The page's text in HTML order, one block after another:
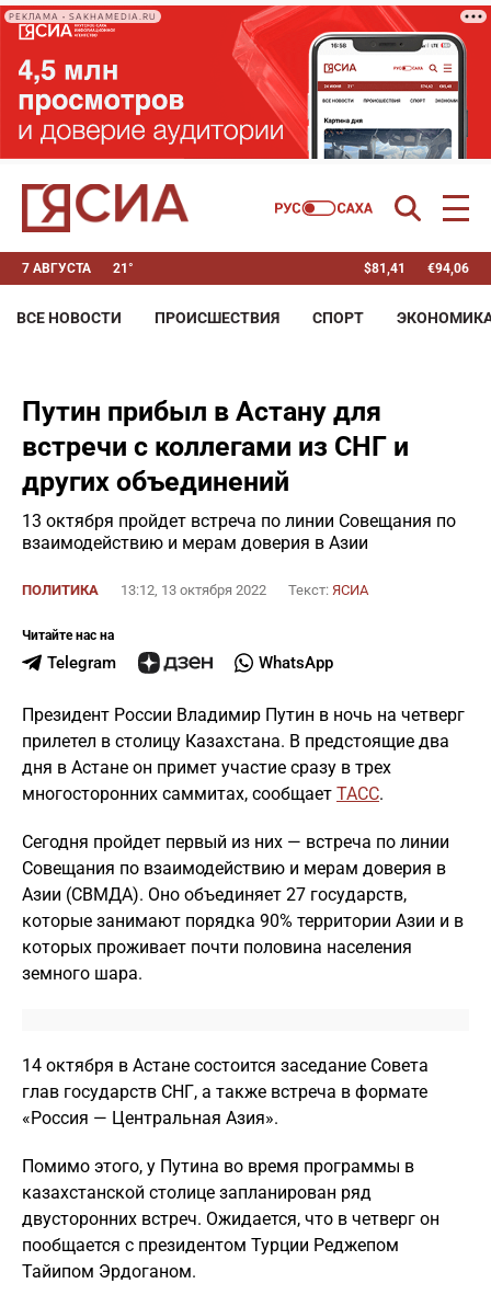
РЕКЛАМА • SAKHAMEDIA.RU
7 АВГУСТА 21° $81,41 €94,06
ВСЕ НОВОСТИ ПРОИСШЕСТВИЯ СПОРТ
Путин прибыл в Астану для
встречи с коллегами из СНГ и
других объединений
13 октября пройдет встреча по линии Совещания по
взаимодействию и мерам доверия в Азии
ПОЛИТИКА 13:12, 13 октября 2022 Текст: ЯСИА
Читайте нас на
Telegram WhatsApp
Президент России Владимир Путин в ночь на четверг
прилетел в столицу Казахстана. В предстоящие два
дня в Астане он примет участие сразу в трех
многосторонних саммитах, сообщает ТАСС.
Сегодня пройдет первый из них — встреча по линии
Совещания по взаимодействию и мерам доверия в
Азии (СВМДА). Оно объединяет 27 государств,
которые занимают порядка 90% территории Азии и в
которых проживает почти половина населения
земного шара.
14 октября в Астане состоится заседание Совета
глав государств СНГ, а также встреча в формате
«Россия — Центральная Азия».
Помимо этого, у Путина во время программы в
казахстанской столице запланирован ряд
двусторонних встреч. Ожидается, что в четверг он
пообщается с президентом Турции Реджепом
Тайипом Эрдоганом.